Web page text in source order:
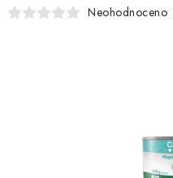
KRÁLÍCI/HLODAVCI/PTÁCI
Neohodnoceno